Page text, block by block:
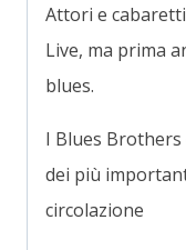
Attori e
Live, ma prima
blues.
I Blues Brothers
dei più
circolazione